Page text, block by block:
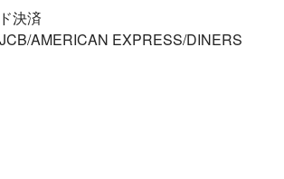
決済
AMERICAN EXPRESS/DINERS